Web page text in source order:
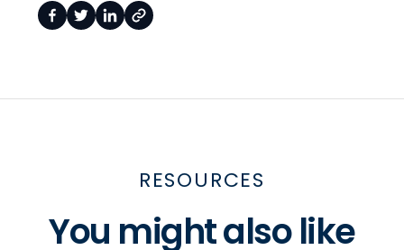
RESOURCES
You might also like